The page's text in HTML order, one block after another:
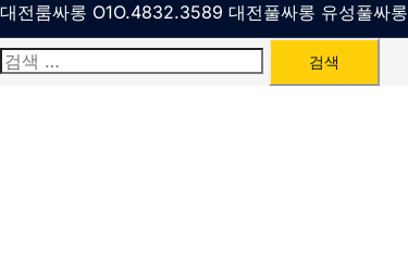
대전룸싸롱 O1O.4832.3589 대전풀싸롱 유성풀싸롱
검